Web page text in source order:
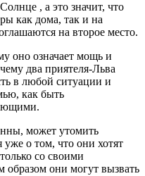
, а это значит, что
как дома, так и на
на второе место.
оно означает мощь и
два приятеля-Льва
в любой ситуации и
как быть
может утомить
уже о том, что они хотят
со своими
они могут вызвать